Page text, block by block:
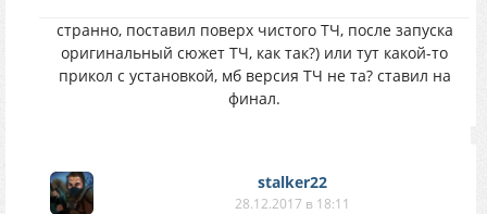
странно, поставил поверх чистого ТЧ, после запуска
оригинальный сюжет ТЧ, как так?) или тут какой-то
прикол с установкой, мб версия ТЧ не та? ставил на
финал.
stalker22
28.12.2017 в 18:11